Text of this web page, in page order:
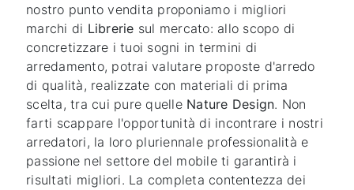
nostro punto vendita proponiamo i migliori
marchi di Librerie sul mercato: allo scopo di
concretizzare i tuoi sogni in termini di
arredamento, potrai valutare proposte d'arredo
di qualità, realizzate con materiali di prima
scelta, tra cui pure quelle Nature Design. Non
farti scappare l'opportunità di incontrare i nostri
arredatori, la loro pluriennale professionalità e
passione nel settore del mobile ti garantirà i
risultati migliori. La completa contentezza dei